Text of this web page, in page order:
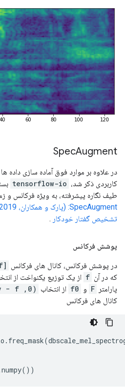
SpecAugment
در علاوه بر موارد فوق آماده سازی داده
کاربردی ذکر شد، tensorflow-io
طیف نگاره پیشرفته، به ویژه فرکانس
تشخیص گفتار خودکار .
پوشش فرکانس
در پوشش فرکانس، کانال های فرکانس [f0, f0 + f)
که در آن f از یک توزیع یکنواخت از
پارامتر F و f0 از انتخاب (0, ν − f)
کانال های فرکانس
. freq_mask(
numpy())